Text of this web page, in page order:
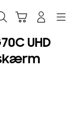
UHD